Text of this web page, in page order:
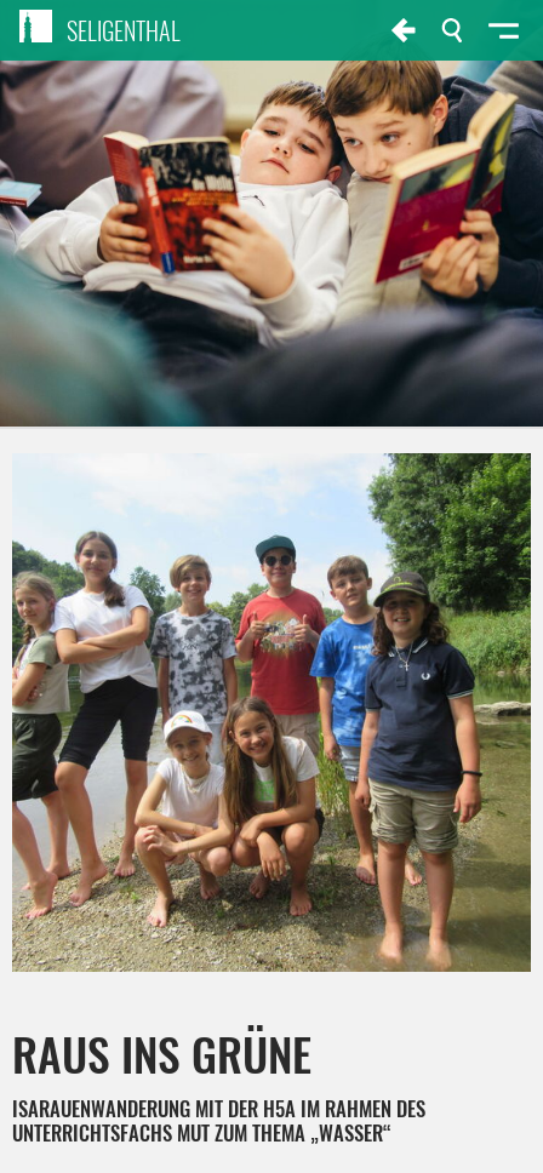
RAUS INS GRÜNE
ISARAUENWANDERUNG MIT DER H5A IM RAHMEN DES
UNTERRICHTSFACHS MUT ZUM THEMA „WASSER“
SELIGENTHAL